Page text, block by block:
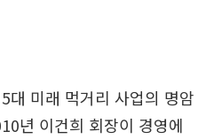
대 미래 먹거리 사업의 명암
년 이건희 회장이 경영에